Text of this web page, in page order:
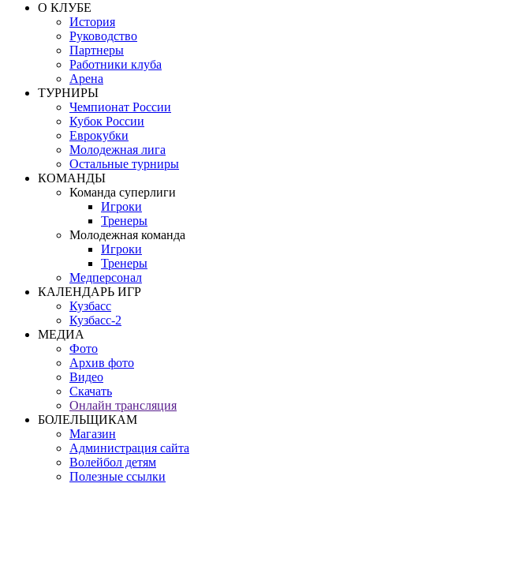
О КЛУБЕ
История
Руководство
Партнеры
Работники клуба
Арена
ТУРНИРЫ
Чемпионат России
Кубок России
Еврокубки
Молодежная лига
Остальные турниры
КОМАНДЫ
Команда суперлиги
Игроки
Тренеры
Молодежная команда
Игроки
Тренеры
Медперсонал
КАЛЕНДАРЬ ИГР
Кузбасс
Кузбасс-2
МЕДИА
Фото
Архив фото
Видео
Скачать
Онлайн трансляция
БОЛЕЛЬЩИКАМ
Магазин
Администрация сайта
Волейбол детям
Полезные ссылки